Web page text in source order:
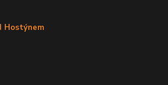
Hostýnem